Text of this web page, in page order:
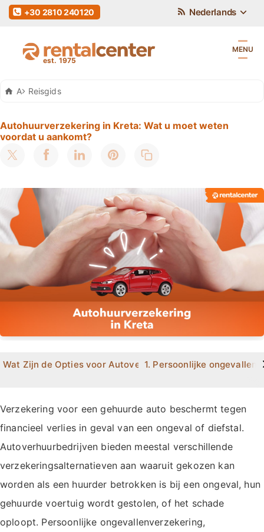
Auto Huren Kreta
Reisgids
Autohuurverzekering in Kreta: Wat u moet weten
voordat u aankomt?
Wat Zijn de Opties voor Autoverzekering Dekking bij
1. Persoonlijke
Verzekering voor een gehuurde auto beschermt tegen
financieel verlies in geval van een ongeval of diefstal.
Autoverhuurbedrijven bieden meestal verschillende
verzekeringsalternatieven aan waaruit gekozen kan
worden als een huurder betrokken is bij een ongeval, hun
gehuurde voertuig wordt gestolen, of het schade
oploopt. Persoonlijke ongevallenverzekering,
Nederlands
+30 2810 240120
MENU